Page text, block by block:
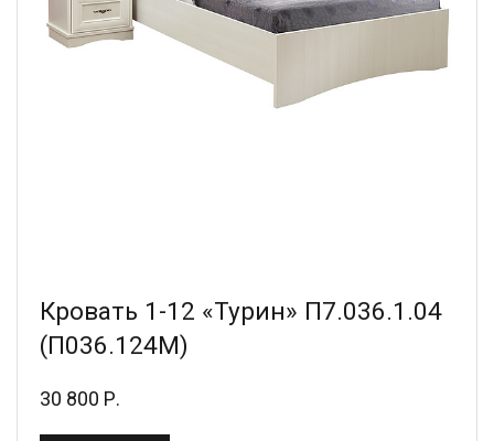
Кровать 1-12 «Турин» П7.036.1.04
(П036.124М)
30 800 Р.